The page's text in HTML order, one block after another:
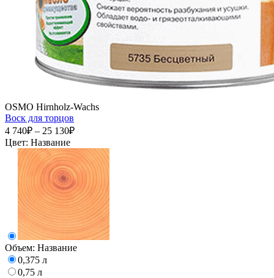
OSMO Hirnholz-Wachs
Воск для торцов
4 740₽ – 25 130₽
Цвет: Название
Объем: Название
0,375 л
0,75 л